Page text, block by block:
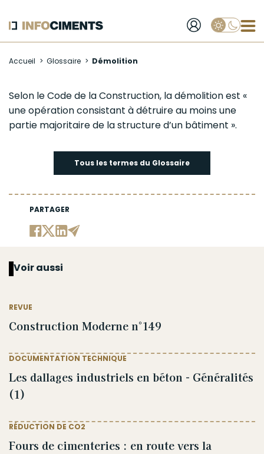
au
principal
Accueil Glossaire Démolition
Démolition
PARTAGER
Selon le Code de la Construction, ladémolitionest «
une opération consistant à détruire au moins une
partie majoritaire de la structure d’un bâtiment ».
Tous les termes du Glossaire
Voir aussi
REVUE
Construction Moderne n°149
DOCUMENTATION TECHNIQUE
Les dallages industriels en béton - Généralités
(1)
RÉDUCTION DE CO2
Fours de cimenteries : en route vers la